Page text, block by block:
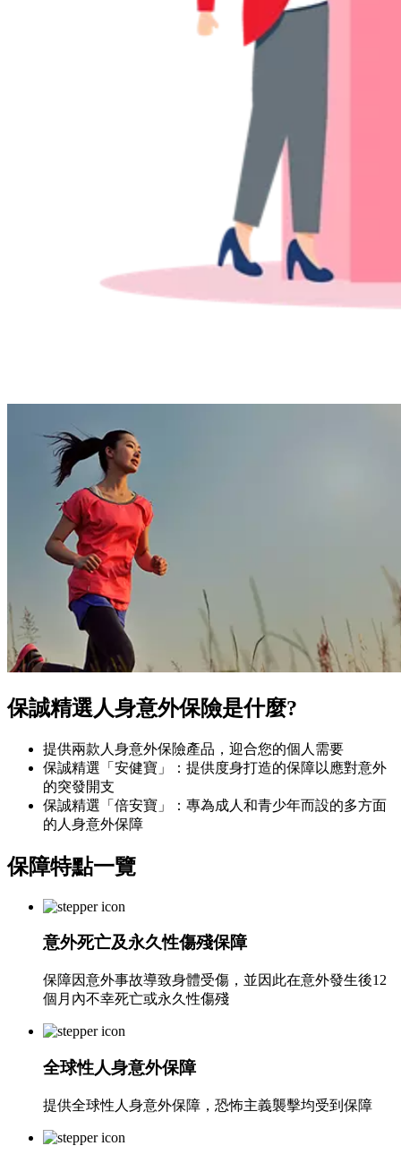
保誠精選人身意外保險是什麼?
提供兩款人身意外保險產品，迎合您的個人需要
保誠精選「安健寶」：提供度身打造的保障以應對意外
的突發開支
保誠精選「倍安寶」：專為成人和青少年而設的多方面
的人身意外保障
保障特點一覽
意外死亡及永久性傷殘保障
保障因意外事故導致身體受傷，並因此在意外發生後12
個月內不幸死亡或永久性傷殘
全球性人身意外保障
提供全球性人身意外保障，恐怖主義襲擊均受到保障